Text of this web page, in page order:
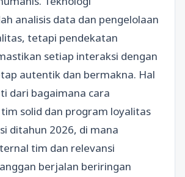
analisis data dan pengelolaan
tetapi pendekatan
setiap interaksi dengan
autentik dan bermakna. Hal
dari bagaimana cara
solid dan program loyalitas
ditahun 2026, di mana
tim dan relevansi
berjalan beriringan